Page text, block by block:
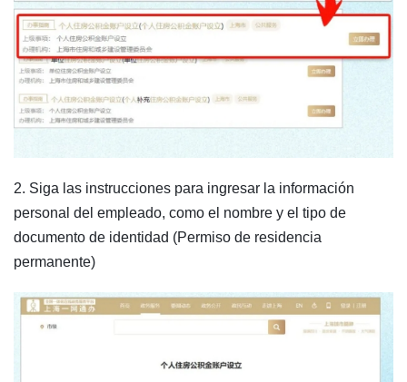
2. Siga las instrucciones para ingresar la información
personal del empleado, como el nombre y el tipo de
documento de identidad (Permiso de residencia
permanente)